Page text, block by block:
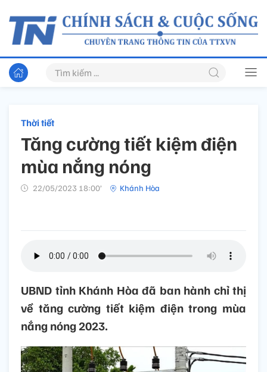
Thời tiết
Tăng cường tiết kiệm điện
mùa nắng nóng
22/05/2023 18:00’ Khánh Hòa
UBND tỉnh Khánh Hòa đã ban hành chỉ thị
về tăng cường tiết kiệm điện trong mùa
nắng nóng 2023.